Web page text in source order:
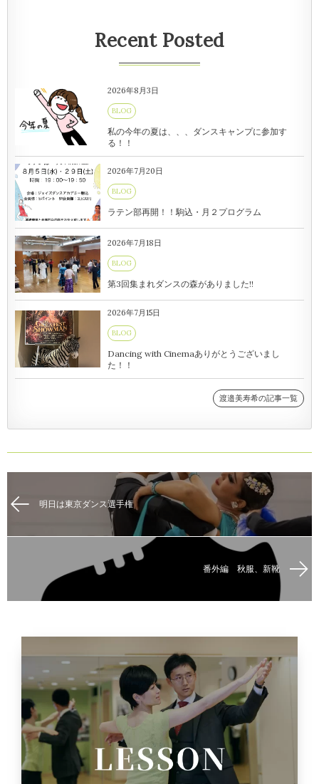
Recent Posted
2026年8月3日
BLOG
私の今年の夏は、、、ダンスキャンプに参加す
る！！
2026年7月20日
BLOG
ラテン部再開！！駒込・月２プログラム
2026年7月18日
BLOG
第3回集まれダンスの森がありました!!
2026年7月15日
BLOG
Dancing with Cinemaありがとうございまし
た！！
渡邉美寿希の記事一覧
明日は東京ダンス選手権
番外編 秋服、新靴